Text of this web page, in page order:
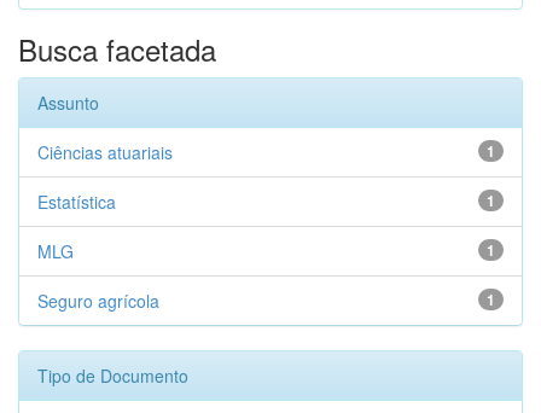
Busca facetada
Assunto
1
Ciências atuariais
1
Estatística
1
MLG
1
Seguro agrícola
Tipo de Documento